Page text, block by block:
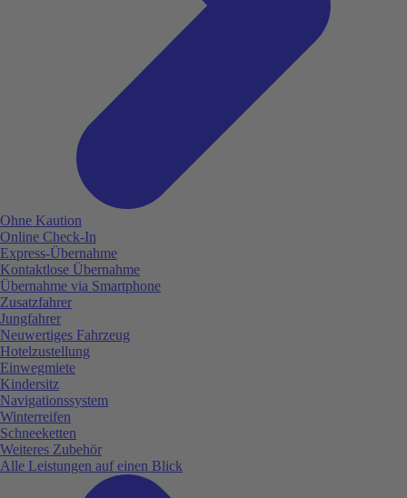
Ohne Kaution
Online Check-In
Express-Übernahme
Kontaktlose Übernahme
Übernahme via Smartphone
Zusatzfahrer
Jungfahrer
Neuwertiges Fahrzeug
Hotelzustellung
Einwegmiete
Kindersitz
Navigationssystem
Winterreifen
Schneeketten
Weiteres Zubehör
Alle Leistungen auf einen Blick